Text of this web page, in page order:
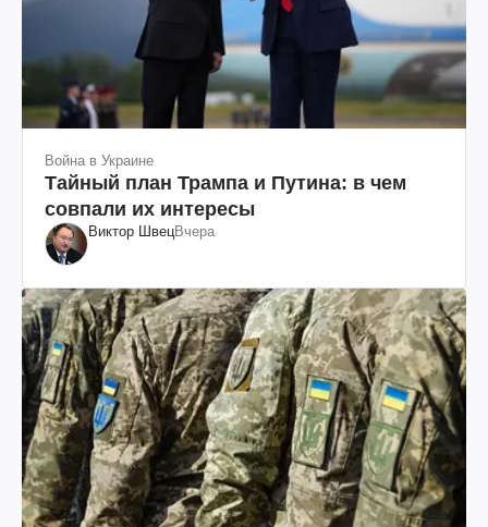
Война в Украине
Тайный план Трампа и Путина: в чем
совпали их интересы
Виктор ШвецВчера